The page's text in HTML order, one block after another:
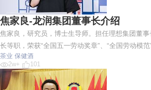
焦家良-龙润集团董事长介绍
焦家良，研究员，博士生导师。担任理想集团董
长等职，荣获“全国五一劳动奖章”、“全国劳动模范
茶业 保健酒
2w+
101